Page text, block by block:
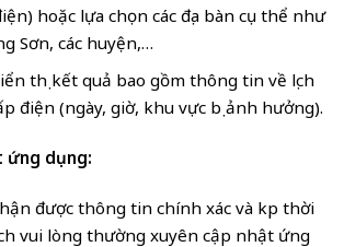
hoặc lựa chọn các địa bàn cụ thể như
Sơn, các huyện,…
thị kết quả bao gồm thông tin về lịch
điện (ngày, giờ, khu vực bị ảnh hưởng).
ứng dụng:
được thông tin chính xác và kịp thời
vui lòng thường xuyên cập nhật ứng